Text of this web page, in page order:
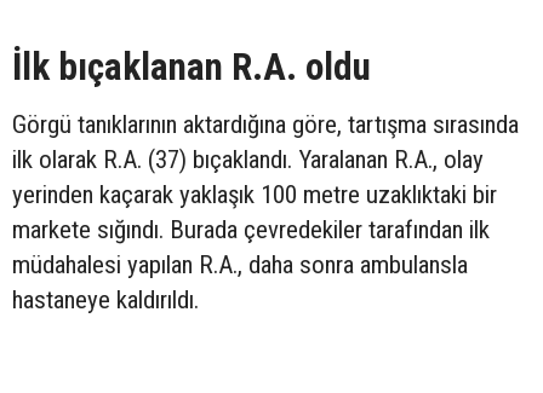
İlk bıçaklanan R.A. oldu
Görgü tanıklarının aktardığına göre, tartışma sırasında
ilk olarak R.A. (37) bıçaklandı. Yaralanan R.A., olay
yerinden kaçarak yaklaşık 100 metre uzaklıktaki bir
markete sığındı. Burada çevredekiler tarafından ilk
müdahalesi yapılan R.A., daha sonra ambulansla
hastaneye kaldırıldı.